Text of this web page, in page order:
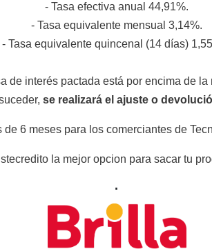
- Tasa efectiva anual 44,91%.
- Tasa equivalente mensual 3,14%.
- Tasa equivalente quincenal (14 días)
interés pactada está por encima de
se realizará el ajuste o
de 6 meses para los comerciantes de
la mejor opcion para sacar tu
.